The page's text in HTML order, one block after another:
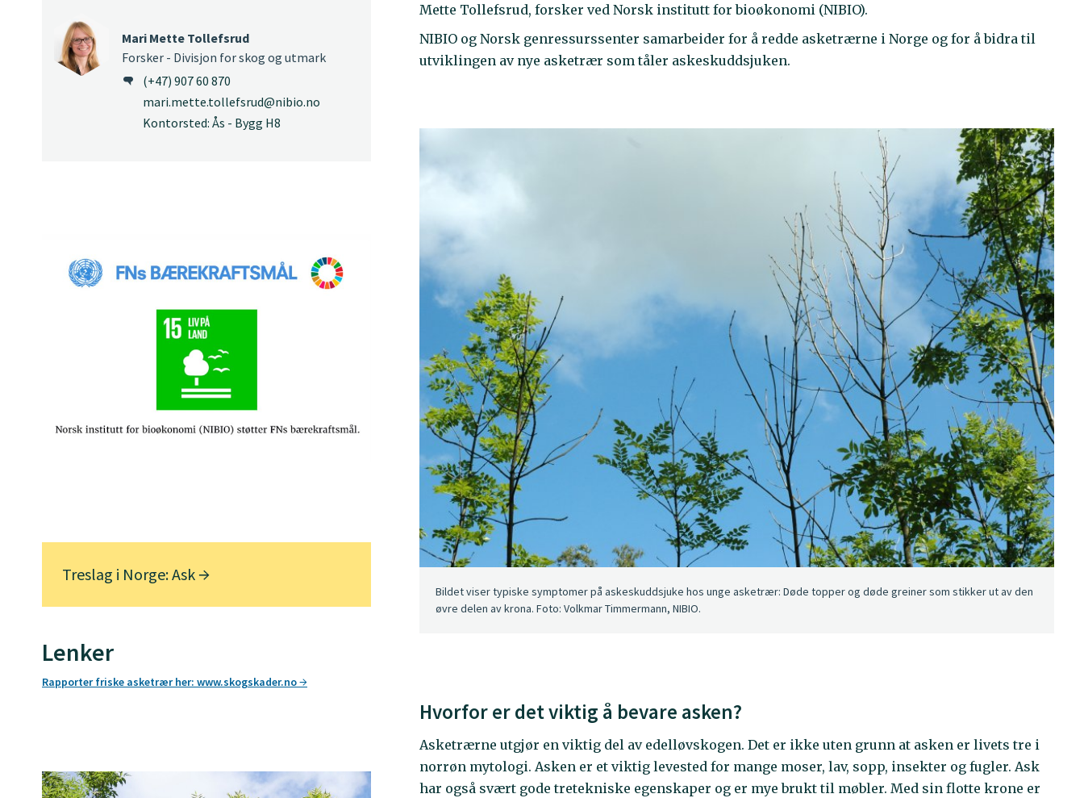
Mette Tollefsrud, forsker ved Norsk institutt for bioøkonomi (NIBIO).
NIBIO og Norsk genressurssenter samarbeider for å redde asketrærne i Norge og for å bidra til
utviklingen av nye asketrær som tåler askeskuddsjuken.
Bildet viser typiske symptomer på askeskuddsjuke hos unge asketrær: Døde topper og døde greiner som stikker ut av den
øvre delen av krona. Foto: Volkmar Timmermann, NIBIO.
Hvorfor er det viktig å bevare asken?
Asketrærne utgjør en viktig del av edelløvskogen. Det er ikke uten grunn at asken er livets tre i
norrøn mytologi. Asken er et viktig levested for mange moser, lav, sopp, insekter og fugler. Ask
har også svært gode tretekniske egenskaper og er mye brukt til møbler. Med sin flotte krone er
Mari Mette Tollefsrud
Forsker - Divisjon for skog og utmark
(+47) 907 60 870
mari.mette.tollefsrud@nibio.no
Kontorsted: Ås - Bygg H8
Treslag i Norge: Ask
Lenker
Rapporter friske asketrær her: www.skogskader.no